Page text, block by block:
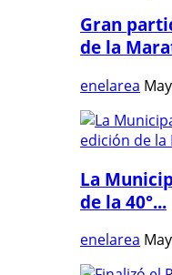
Gran
de la
enelarea
La
de la 40°...
enelarea